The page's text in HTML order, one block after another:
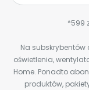
*599
Na subskrybentów
oświetlenia,
Home. Ponadto
produktów,